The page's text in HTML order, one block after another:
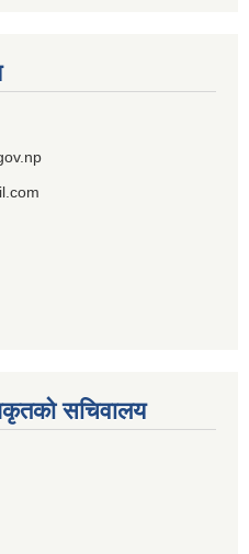
सचिवालय